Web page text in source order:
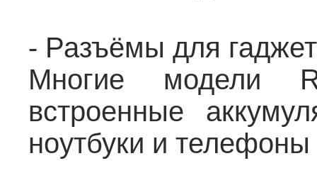
- Разъёмы для
Многие модели
встроенные
ноутбуки и